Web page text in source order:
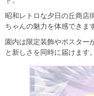
昭和レトロな夕日の丘商店
ちゃんの魅力を体感できま
園内は限定装飾やポスター
と新しさを同時に届けます。